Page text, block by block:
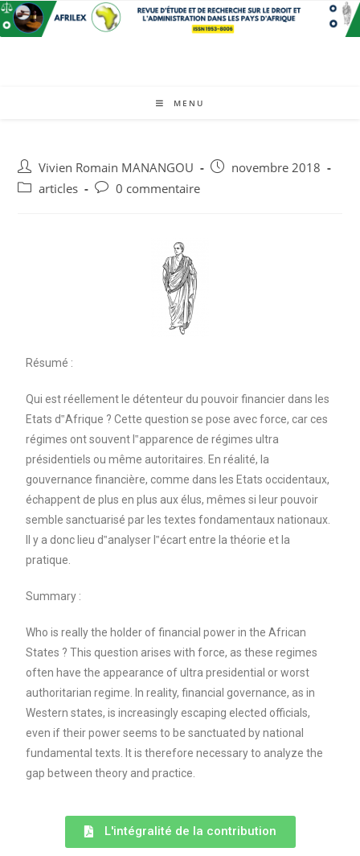
MENU
Vivien Romain MANANGOU
novembre 2018
articles
0 commentaire
Résumé :
Qui est réellement le détenteur du pouvoir financier dans les
Etats d‟Afrique ? Cette question se pose avec force, car ces
régimes ont souvent l‟apparence de régimes ultra
présidentiels ou même autoritaires. En réalité, la
gouvernance financière, comme dans les Etats occidentaux,
échappent de plus en plus aux élus, mêmes si leur pouvoir
semble sanctuarisé par les textes fondamentaux nationaux.
Il y a donc lieu d‟analyser l‟écart entre la théorie et la
pratique.
Summary :
Who is really the holder of financial power in the African
States ? This question arises with force, as these regimes
often have the appearance of ultra presidential or worst
authoritarian regime. In reality, financial governance, as in
Western states, is increasingly escaping elected officials,
even if their power seems to be sanctuated by national
fundamental texts. It is therefore necessary to analyze the
gap between theory and practice.
L'intégralité de la contribution